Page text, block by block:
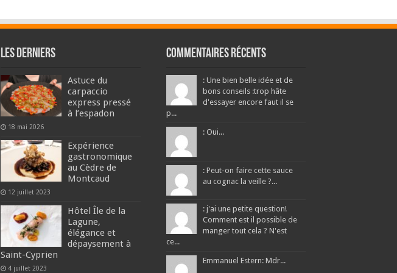
Les derniers
Astuce du
carpaccio
express pressé
à l’espadon
18 mai 2026
Expérience
gastronomique
au Cèdre de
Montcaud
12 juillet 2023
Hôtel Île de la
Lagune,
élégance et
dépaysement à
Saint-Cyprien
4 juillet 2023
Commentaires récents
: Une bien belle idée et de
bons conseils :trop hâte
d'essayer encore faut il se
p...
: Oui...
: Peut-on faire cette sauce
au cognac la veille ?...
: j'ai une petite question!
Comment est il possible de
manger tout cela ? N'est
ce...
Emmanuel Estern: Mdr...